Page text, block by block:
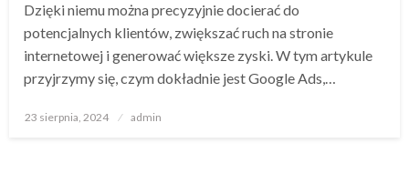
Dzięki niemu można precyzyjnie docierać do
potencjalnych klientów, zwiększać ruch na stronie
internetowej i generować większe zyski. W tym artykule
przyjrzymy się, czym dokładnie jest Google Ads,…
Opublikowane
23 sierpnia, 2024 admin